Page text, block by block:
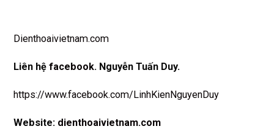
Dienthoaivietnam.com
Liên hệ facebook. Nguyễn Tuấn Duy.
https://www.facebook.com/LinhKienNguyenDuy
Website: dienthoaivietnam.com